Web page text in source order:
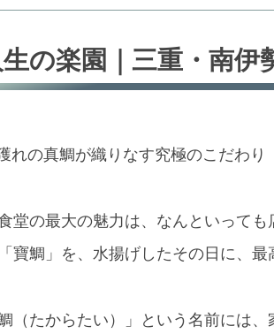
生の楽園｜三重・南伊
れの真鯛が織りなす究極のこだわり
堂の最大の魅力は、なんといって
寶鯛」を、水揚げしたその日に、
鯛（たからたい）」という名前には